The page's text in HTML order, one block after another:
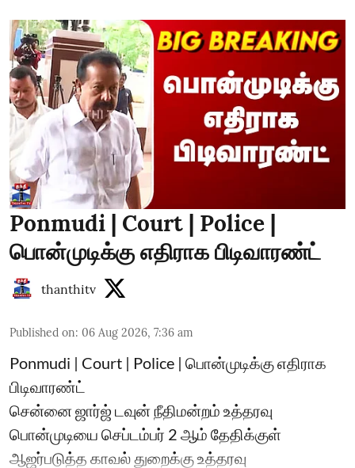
Ponmudi | Court | Police |
பொன்முடிக்கு எதிராக பிடிவாரண்ட்
thanthitv
Published on: 06 Aug 2026, 7:36 am
Ponmudi | Court | Police | பொன்முடிக்கு எதிராக
பிடிவாரண்ட்
சென்னை ஜார்ஜ் டவுன் நீதிமன்றம் உத்தரவு
பொன்முடியை செப்டம்பர் 2 ஆம் தேதிக்குள்
ஆஜர்படுத்த காவல் துறைக்கு உத்தரவு